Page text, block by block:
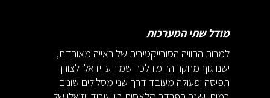
מודל שתי המערכות
למרות החוויה הסובייקטיבית של ראייה מאוחדת,
ישנו גוף מחקר הרומז לכך שמידע ויזואלי לצורך
תפיסה ופעולה מעובד דרך שני מסלולים שונים